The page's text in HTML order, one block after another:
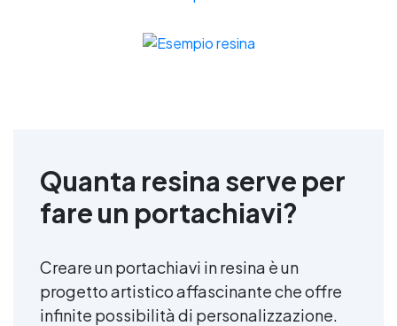
Quanta resina serve per
fare un portachiavi?
Creare un portachiavi in resina è un
progetto artistico affascinante che offre
infinite possibilità di personalizzazione.